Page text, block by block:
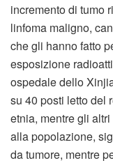
incremento di tumo
linfoma maligno,
che gli hanno fatto
esposizione
ospedale dello
su 40 posti letto del
etnia, mentre gli
alla popolazione,
da tumore, mentre